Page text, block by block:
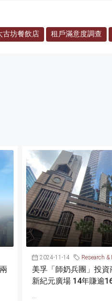
古坊餐飲店 租戶滿意度調查
2024-11-14 Research &
美孚「師奶兵團」投
新紀元廣場 14年賺逾